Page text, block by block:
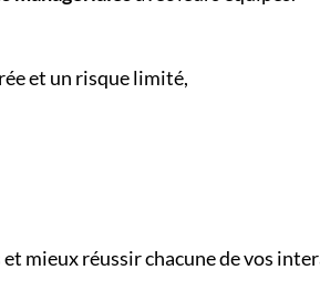
et un risque limité,
mieux réussir chacune de vos